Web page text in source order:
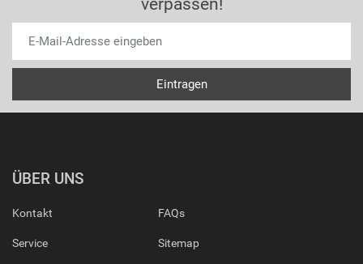
verpassen!
ÜBER UNS
Kontakt
Service
FAQs
Sitemap